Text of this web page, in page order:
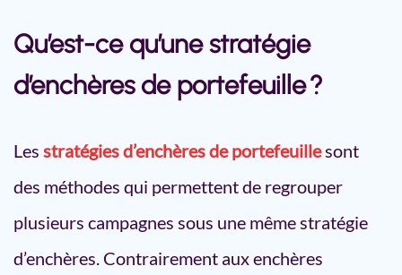
Qu’est-ce qu’une stratégie
d’enchères de portefeuille ?
Les stratégies d’enchères de portefeuillesont
des méthodes qui permettent de regrouper
plusieurs campagnes sous une même stratégie
d’enchères. Contrairement aux enchères